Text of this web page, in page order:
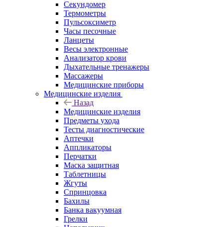
Секундомер
Термометры
Пульсоксиметр
Часы песочные
Ланцеты
Весы электронные
Анализатор крови
Дыхательные тренажеры
Массажеры
Медицинские приборы
Медицинские изделия
Назад
Медицинские изделия
Предметы ухода
Тесты диагностические
Аптечки
Аппликаторы
Перчатки
Маска защитная
Таблетницы
Жгуты
Спринцовка
Бахилы
Банка вакуумная
Грелки